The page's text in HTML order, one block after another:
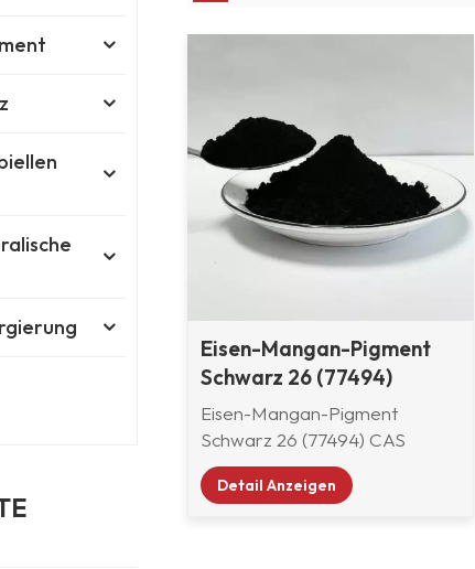
Eisen-Mangan-Pigment
Schwarz 26 (77494)
Eisen-Mangan-Pigment
Schwarz 26 (77494) CAS
68186-94-7 wird durch eine
Hochtemperatur-
Detail Anzeigen